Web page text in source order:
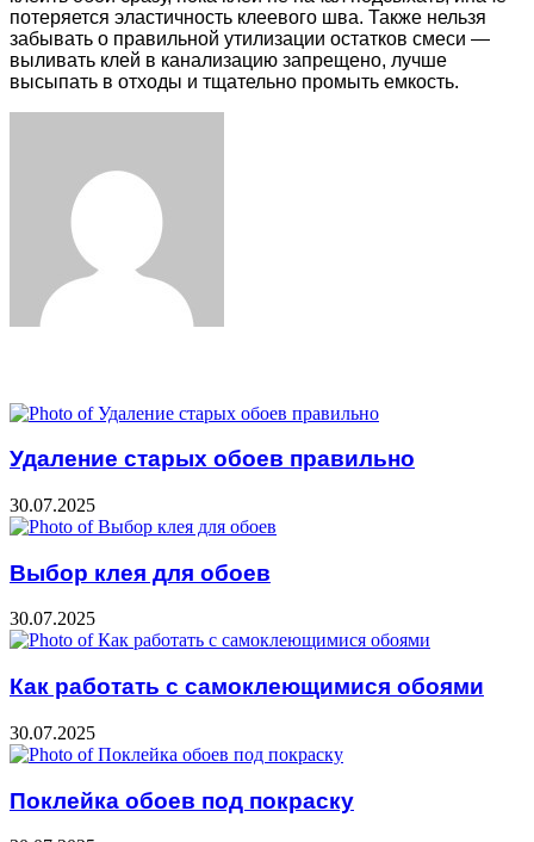
потеряется эластичность клеевого шва. Также нельзя
забывать о правильной утилизации остатков смеси —
выливать клей в канализацию запрещено, лучше
высыпать в отходы и тщательно промыть емкость.
Удаление старых обоев правильно
30.07.2025
Выбор клея для обоев
30.07.2025
Как работать с самоклеющимися обоями
30.07.2025
Поклейка обоев под покраску